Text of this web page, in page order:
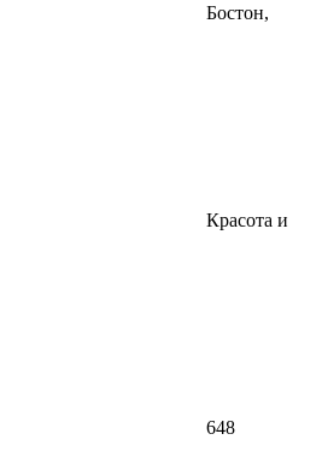
Бостон,
Красота и
648